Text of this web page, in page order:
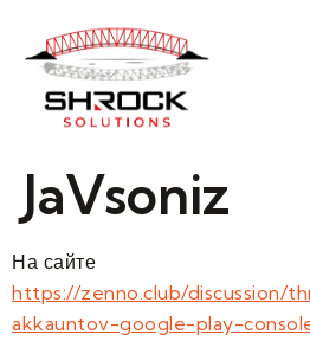
JaVsoniz
На сайте
https://zenno.club/discussion/
akkauntov-google-play-